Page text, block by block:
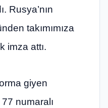
Rusya’nın
takımımıza
imza attı.
giyen
numaralı